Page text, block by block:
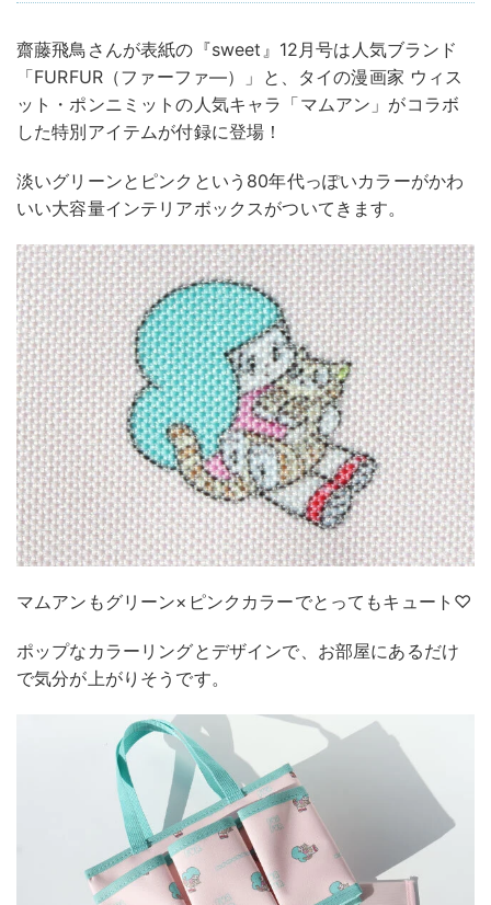
齋藤飛鳥さんが表紙の『sweet』12月号は人気ブランド
「FURFUR（ファーファ―）」と、タイの漫画家 ウィス
ット・ポンニミットの人気キャラ「マムアン」がコラボ
した特別アイテムが付録に登場！
淡いグリーンとピンクという80年代っぽいカラーがかわ
いい大容量インテリアボックスがついてきます。
マムアンもグリーン×ピンクカラーでとってもキュート♡
ポップなカラーリングとデザインで、お部屋にあるだけ
で気分が上がりそうです。